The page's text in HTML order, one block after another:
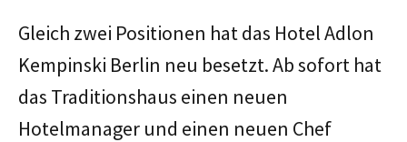
Gleich zwei Positionen hat das Hotel Adlon
Kempinski Berlin neu besetzt. Ab sofort hat
das Traditionshaus einen neuen
Hotelmanager und einen neuen Chef